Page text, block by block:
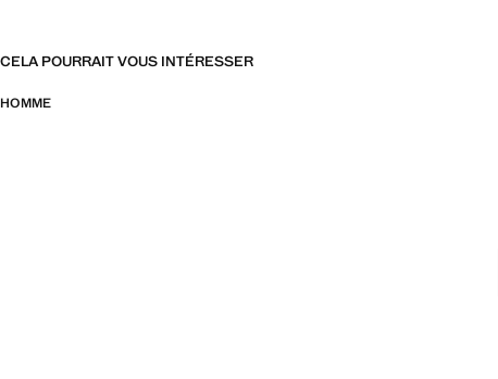
CELA POURRAIT VOUS INTÉRESSER
HOMME